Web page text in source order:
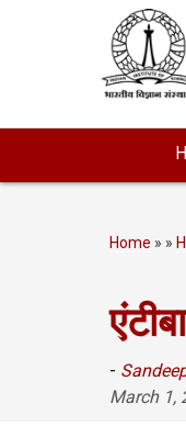
Home » »
-
March 1,